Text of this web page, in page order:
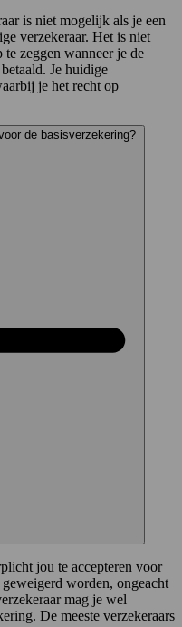
is niet mogelijk als je een
verzekeraar. Het is niet
te zeggen wanneer je de
Je huidige
je het recht op
de basisverzekering?
jou te accepteren voor
worden, ongeacht
mag je wel
De meeste verzekeraars